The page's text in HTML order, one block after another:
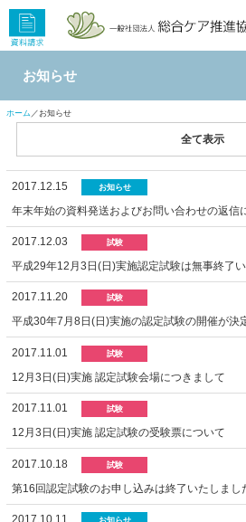
お知らせ
ホーム ／お知らせ
全て表示
2017.12.15 お知らせ
年末年始の資料発送およびお問い合わせの返信
2017.12.03 試験
平成29年12月3日(日)実施認定試験は無事終了い
2017.11.20 試験
平成30年7月8日(日)実施の認定試験の開催が決
2017.11.01 試験
12月3日(日)実施 認定試験会場につきまして
2017.11.01 試験
12月3日(日)実施 認定試験の受験票について
2017.10.18 試験
第16回認定試験のお申し込みは終了いたしまし
2017.10.11 お知らせ